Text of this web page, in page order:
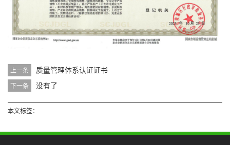
上一条 质量管理体系认证证书
下一条 没有了
本文标签：